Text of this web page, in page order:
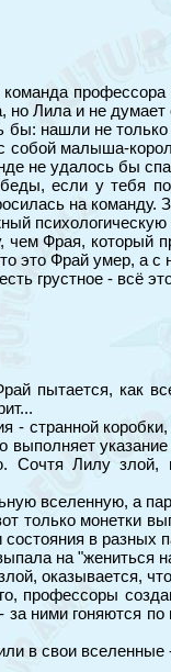
Лила и не думает
нашли не
малыша-
не удалось бы
если у тебя
на
Фрая, который
это Фрай умер, а с
грустное - всё
пытается, как
- странной
выполняет
Сочтя Лилу злой,
вселенную, а
только монетки
в
на
оказывается,
профессоры
ними гоняются
в свои